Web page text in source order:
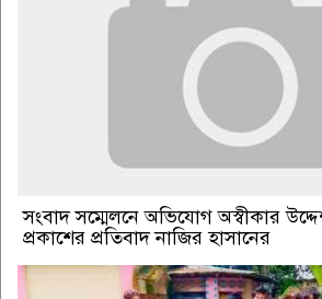
সংবাদ সম্মেলনে অভিযোগ অস্বীকার
প্রকাশের প্রতিবাদ নাজির হাসানের